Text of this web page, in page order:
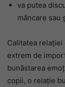
va putea
mâncare sau
Calitatea relației
extrem de
bunăstarea
copii, o relație